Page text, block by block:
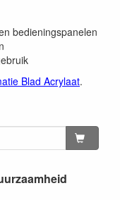
bedieningspanelen
Blad Acrylaat.